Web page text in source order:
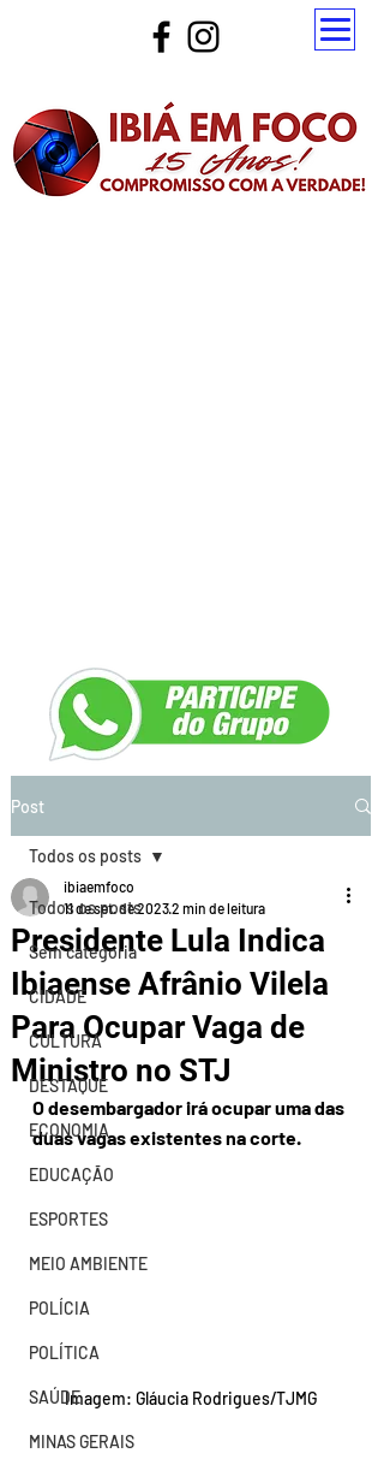
Post
Todos os posts
Sem categoria
CIDADE
CULTURA
DESTAQUE
ECONOMIA
EDUCAÇÃO
ESPORTES
MEIO AMBIENTE
POLÍCIA
POLÍTICA
SAÚDE
MINAS GERAIS
Todos os posts
Presidente Lula Indica
Ibiaense Afrânio Vilela
Para Ocupar Vaga de
Ministro no STJ
ibiaemfoco
11 de set. de 20232 min de leitura
O desembargador irá ocupar uma das
duas vagas existentes na corte.
Imagem: Gláucia Rodrigues/TJMG